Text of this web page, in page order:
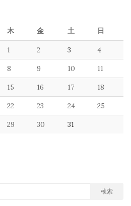
木 金 土 日
1 2 3 4
8 9 10 11
15 16 17 18
22 23 24 25
29 30 31
検索